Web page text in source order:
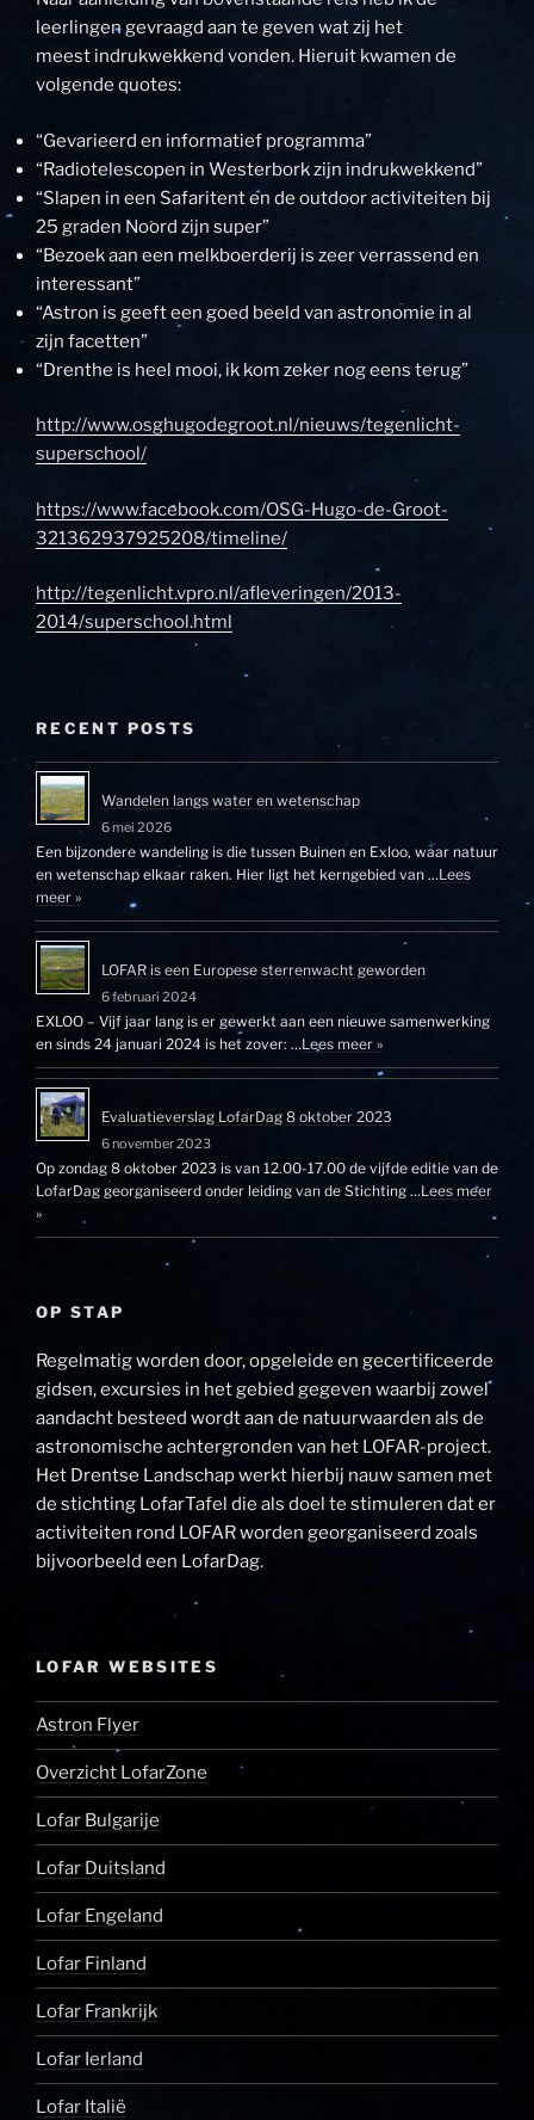
leerlingen gevraagd aan te geven wat zij het
meest indrukwekkend vonden. Hieruit kwamen de
volgende quotes:
“Gevarieerd en informatief programma”
“Radiotelescopen in Westerbork zijn indrukwekkend”
“Slapen in een Safaritent en de outdoor activiteiten bij
25 graden Noord zijn super”
“Bezoek aan een melkboerderij is zeer verrassend en
interessant”
“Astron is geeft een goed beeld van astronomie in al
zijn facetten”
“Drenthe is heel mooi, ik kom zeker nog eens terug”
http://www.osghugodegroot.nl/nieuws/tegenlicht-
superschool/
https://www.facebook.com/OSG-Hugo-de-Groot-
321362937925208/timeline/
http://tegenlicht.vpro.nl/afleveringen/2013-
2014/superschool.html
RECENT POSTS
Wandelen langs water en wetenschap
6 mei 2026
Een bijzondere wandeling is die tussen Buinen en Exloo, waar natuur
en wetenschap elkaar raken. Hier ligt het kerngebied van …Lees
meer »
LOFAR is een Europese sterrenwacht geworden
6 februari 2024
EXLOO – Vijf jaar lang is er gewerkt aan een nieuwe samenwerking
en sinds 24 januari 2024 is het zover: …Lees meer »
Evaluatieverslag LofarDag 8 oktober 2023
6 november 2023
Op zondag 8 oktober 2023 is van 12.00-17.00 de vijfde editie van de
LofarDag georganiseerd onder leiding van de Stichting …Lees meer
»
OP STAP
Regelmatig worden door, opgeleide en gecertificeerde
gidsen, excursies in het gebied gegeven waarbij zowel
aandacht besteed wordt aan de natuurwaarden als de
astronomische achtergronden van het LOFAR-project.
Het Drentse Landschap werkt hierbij nauw samen met
de stichting LofarTafel die als doel te stimuleren dat er
activiteiten rond LOFAR worden georganiseerd zoals
bijvoorbeeld een LofarDag.
LOFAR WEBSITES
Astron Flyer
Overzicht LofarZone
Lofar Bulgarije
Lofar Duitsland
Lofar Engeland
Lofar Finland
Lofar Frankrijk
Lofar Ierland
Lofar Italië